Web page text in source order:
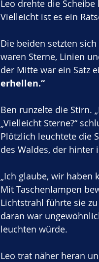
Leo drehte die
Vielleicht ist es ein
Die beiden setzten
waren Sterne, Linien
der Mitte war ein Satz
erhellen.“
Ben runzelte die Stirn.
„Vielleicht Sterne?“
Plötzlich leuchtete die
des Waldes, der hinter
„Ich glaube, wir haben
Mit Taschenlampen
Lichtstrahl führte sie
daran war
leuchten würde.
Leo trat näher heran